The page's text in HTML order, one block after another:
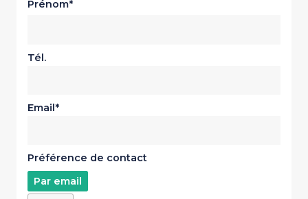
Prénom
Tél.
Email
Préférence de contact
Par email